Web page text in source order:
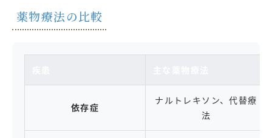
薬物療法の比較
依存症
ナルトレキソン、代替療
法